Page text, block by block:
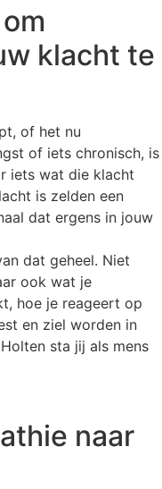
klacht te
of het nu
of iets chronisch, is
iets wat die klacht
is zelden een
dat ergens in jouw
dat geheel. Niet
ook wat je
hoe je reageert op
en ziel worden in
sta jij als mens
naar